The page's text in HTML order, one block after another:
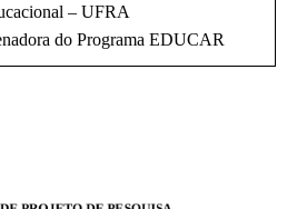
– UFRA
do Programa EDUCAR